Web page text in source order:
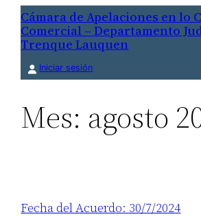
Saltar
contenido
Cámara de Apelaciones en lo
Comercial – Departamento
Trenque Lauquen
Iniciar sesión
Mes: agosto
Fecha del Acuerdo: 30/7/2024